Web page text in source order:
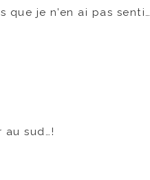
je n’en ai pas senti…
sud…!